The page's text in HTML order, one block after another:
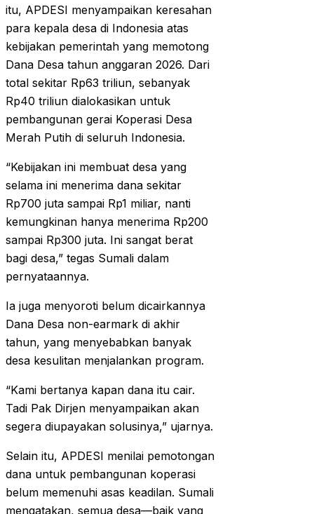
itu, APDESI menyampaikan keresahan
para kepala desa di Indonesia atas
kebijakan pemerintah yang memotong
Dana Desa tahun anggaran 2026. Dari
total sekitar Rp63 triliun, sebanyak
Rp40 triliun dialokasikan untuk
pembangunan gerai Koperasi Desa
Merah Putih di seluruh Indonesia.
“Kebijakan ini membuat desa yang
selama ini menerima dana sekitar
Rp700 juta sampai Rp1 miliar, nanti
kemungkinan hanya menerima Rp200
sampai Rp300 juta. Ini sangat berat
bagi desa,” tegas Sumali dalam
pernyataannya.
Ia juga menyoroti belum dicairkannya
Dana Desa non-earmark di akhir
tahun, yang menyebabkan banyak
desa kesulitan menjalankan program.
“Kami bertanya kapan dana itu cair.
Tadi Pak Dirjen menyampaikan akan
segera diupayakan solusinya,” ujarnya.
Selain itu, APDESI menilai pemotongan
dana untuk pembangunan koperasi
belum memenuhi asas keadilan. Sumali
mengatakan, semua desa—baik yang